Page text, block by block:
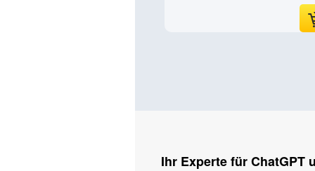
Ihr Experte für ChatGPT